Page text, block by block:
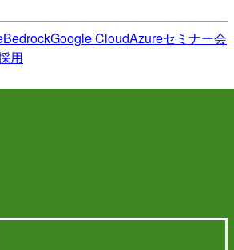
BedrockGoogle CloudAzureセミナー会
用